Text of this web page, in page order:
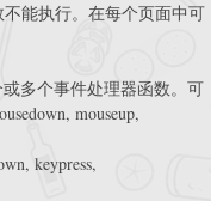
不能执行。在每个页面中可
多个事件处理器函数。可
mouseup,
keypress,